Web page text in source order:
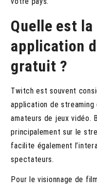
Quelle est
application
gratuit ?
Twitch est souvent
application de
amateurs de jeux vidéo.
principalement sur le
facilite également
spectateurs.
Pour le visionnage de